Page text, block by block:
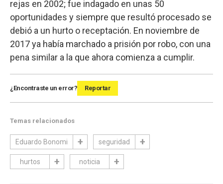
rejas en 2002; fue indagado en unas 50
oportunidades y siempre que resultó procesado se
debió a un hurto o receptación. En noviembre de
2017 ya había marchado a prisión por robo, con una
pena similar a la que ahora comienza a cumplir.
¿Encontraste un error? Reportar
Temas relacionados
Eduardo Bonomi seguridad
hurtos noticia